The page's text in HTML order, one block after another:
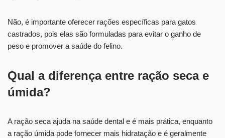
Não, é importante oferecer rações específicas para gatos
castrados, pois elas são formuladas para evitar o ganho de
peso e promover a saúde do felino.
Qual a diferença entre ração seca e
úmida?
A ração seca ajuda na saúde dental e é mais prática, enquanto
a ração úmida pode fornecer mais hidratação e é geralmente